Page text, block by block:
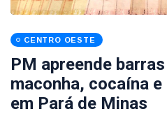
CENTRO OESTE
PM apreende
maconha, cocaína
em Pará de Minas